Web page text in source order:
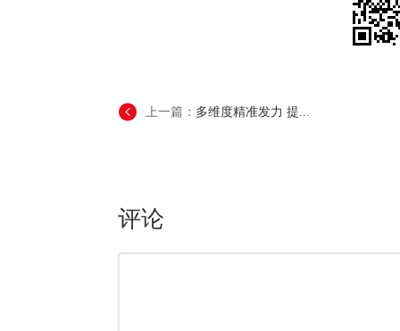
上一篇： 多维度精准发力 提...
评论